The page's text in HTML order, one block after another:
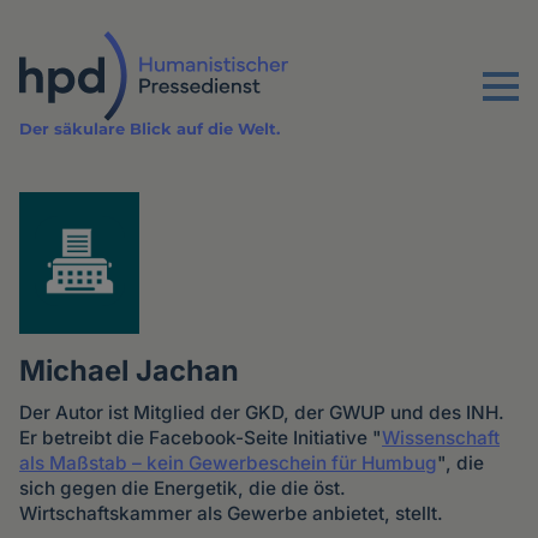
Inhalt
Menu
Der säkulare Blick auf die Welt.
Michael Jachan
Der Autor ist Mitglied der GKD, der GWUP und des INH.
Er betreibt die Facebook-Seite Initiative "Wissenschaft
als Maßstab – kein Gewerbeschein für Humbug", die
sich gegen die Energetik, die die öst.
Wirtschaftskammer als Gewerbe anbietet, stellt.